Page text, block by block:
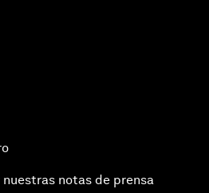
notas de prensa